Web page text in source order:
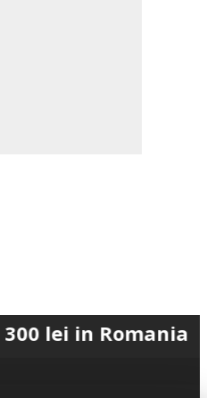
Romania • 💳